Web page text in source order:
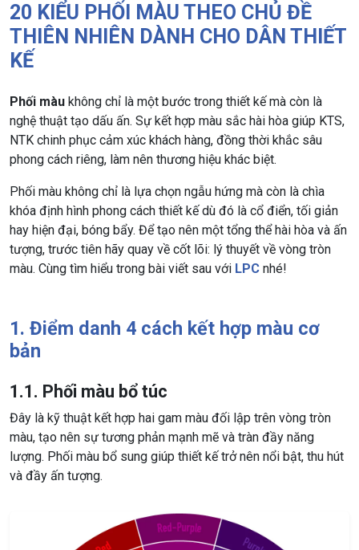
20 KIỂU PHỐI MÀU THEO CHỦ ĐỀ
THIÊN NHIÊN DÀNH CHO DÂN THIẾT
KẾ
Phối màu không chỉ là một bước trong thiết kế mà còn là
nghệ thuật tạo dấu ấn. Sự kết hợp màu sắc hài hòa giúp KTS,
NTK chinh phục cảm xúc khách hàng, đồng thời khắc sâu
phong cách riêng, làm nên thương hiệu khác biệt.
Phối màu không chỉ là lựa chọn ngẫu hứng mà còn là chìa
khóa định hình phong cách thiết kế dù đó là cổ điển, tối giản
hay hiện đại, bóng bẩy. Để tạo nên một tổng thể hài hòa và ấn
tượng, trước tiên hãy quay về cốt lõi: lý thuyết về vòng tròn
màu. Cùng tìm hiểu trong bài viết sau với LPC nhé!
1. Điểm danh 4 cách kết hợp màu cơ
bản
1.1. Phối màu bổ túc
Đây là kỹ thuật kết hợp hai gam màu đối lập trên vòng tròn
màu, tạo nên sự tương phản mạnh mẽ và tràn đầy năng
lượng. Phối màu bổ sung giúp thiết kế trở nên nổi bật, thu hút
và đầy ấn tượng.